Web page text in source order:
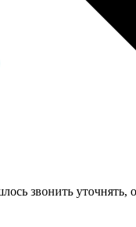
звонить уточнять,